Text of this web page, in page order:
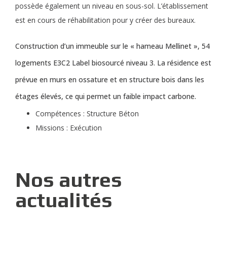
possède également un niveau en sous-sol. L’établissement
est en cours de réhabilitation pour y créer des bureaux.
Construction d’un immeuble sur le « hameau Mellinet », 54
logements E3C2 Label biosourcé niveau 3. La résidence est
prévue en murs en ossature et en structure bois dans les
étages élevés, ce qui permet un faible impact carbone.
Compétences : Structure Béton
Missions : Exécution
Nos autres
actualités